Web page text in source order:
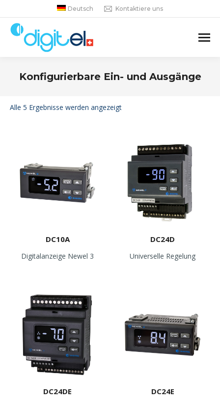
Deutsch Kontaktiere uns
Konfigurierbare Ein- und Ausgänge
Alle 5 Ergebnisse werden angezeigt
DC10A
Digitalanzeige Newel 3
DC24D
Universelle Regelung
DC24DE DC24E